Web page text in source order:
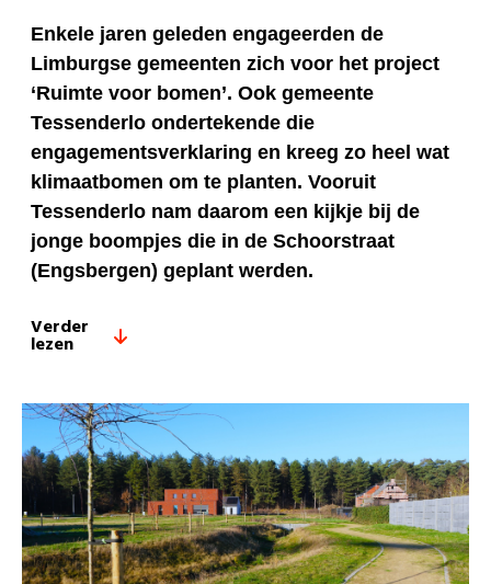
Enkele jaren geleden engageerden de
Limburgse gemeenten zich voor het project
‘Ruimte voor bomen’. Ook gemeente
Tessenderlo ondertekende die
engagementsverklaring en kreeg zo heel wat
klimaatbomen om te planten. Vooruit
Tessenderlo nam daarom een kijkje bij de
jonge boompjes die in de Schoorstraat
(Engsbergen) geplant werden.
Verder
lezen